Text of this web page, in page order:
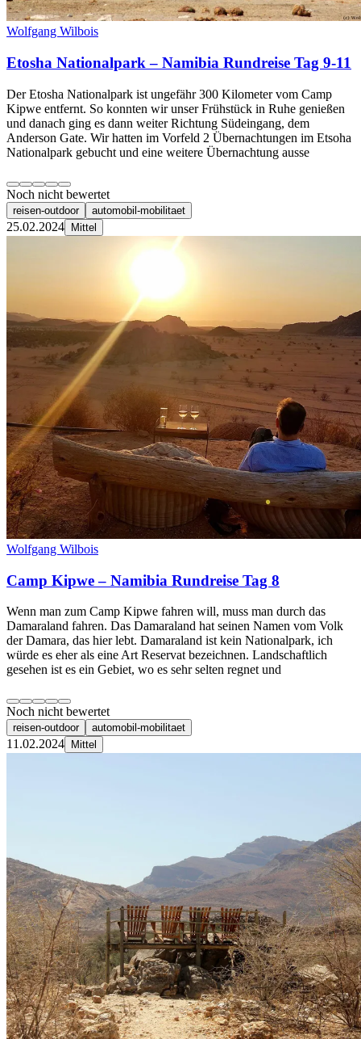
Wolfgang Wilbois
Etosha Nationalpark – Namibia Rundreise Tag 9-11
Der Etosha Nationalpark ist ungefähr 300 Kilometer vom Camp
Kipwe entfernt. So konnten wir unser Frühstück in Ruhe genießen
und danach ging es dann weiter Richtung Südeingang, dem
Anderson Gate. Wir hatten im Vorfeld 2 Übernachtungen im Etsoha
Nationalpark gebucht und eine weitere Übernachtung ausse
Noch nicht bewertet
reisen-outdoor automobil-mobilitaet
25.02.2024 Mittel
Wolfgang Wilbois
Camp Kipwe – Namibia Rundreise Tag 8
Wenn man zum Camp Kipwe fahren will, muss man durch das
Damaraland fahren. Das Damaraland hat seinen Namen vom Volk
der Damara, das hier lebt. Damaraland ist kein Nationalpark, ich
würde es eher als eine Art Reservat bezeichnen. Landschaftlich
gesehen ist es ein Gebiet, wo es sehr selten regnet und
Noch nicht bewertet
reisen-outdoor automobil-mobilitaet
11.02.2024 Mittel